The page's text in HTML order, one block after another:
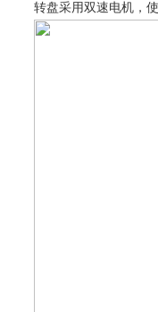
转盘采用双速电机，